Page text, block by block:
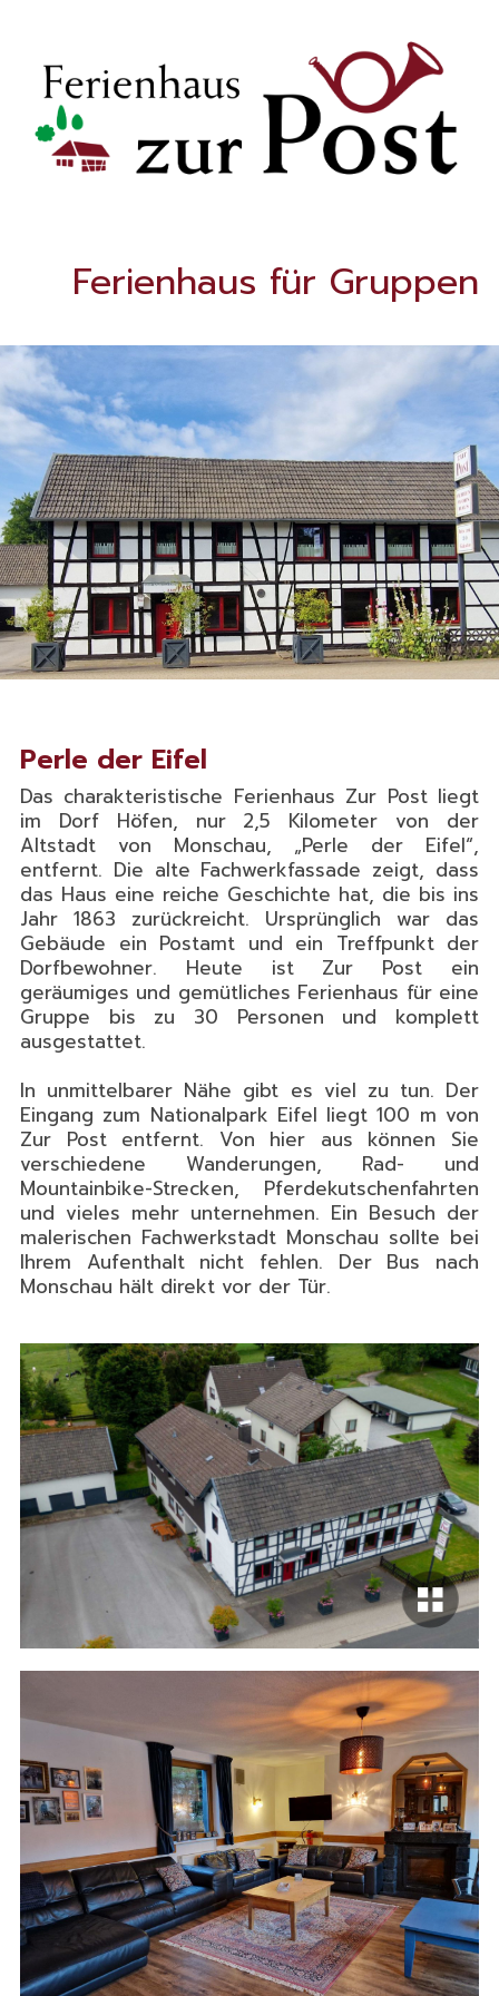
Ferienhaus für Gruppen
Perle der Eifel
Das charakteristische Ferienhaus Zur Post liegt
im Dorf Höfen, nur 2,5 Kilometer von der
Altstadt von Monschau, „Perle der Eifel“,
entfernt. Die alte Fachwerkfassade zeigt, dass
das Haus eine reiche Geschichte hat, die bis ins
Jahr 1863 zurückreicht. Ursprünglich war das
Gebäude ein Postamt und ein Treffpunkt der
Dorfbewohner. Heute ist Zur Post ein
geräumiges und gemütliches Ferienhaus für eine
Gruppe bis zu 30 Personen und komplett
ausgestattet.
In unmittelbarer Nähe gibt es viel zu tun. Der
Eingang zum Nationalpark Eifel liegt 100 m von
Zur Post entfernt. Von hier aus können Sie
verschiedene Wanderungen, Rad- und
Mountainbike-Strecken, Pferdekutschenfahrten
und vieles mehr unternehmen. Ein Besuch der
malerischen Fachwerkstadt Monschau sollte bei
Ihrem Aufenthalt nicht fehlen. Der Bus nach
Monschau hält direkt vor der Tür.